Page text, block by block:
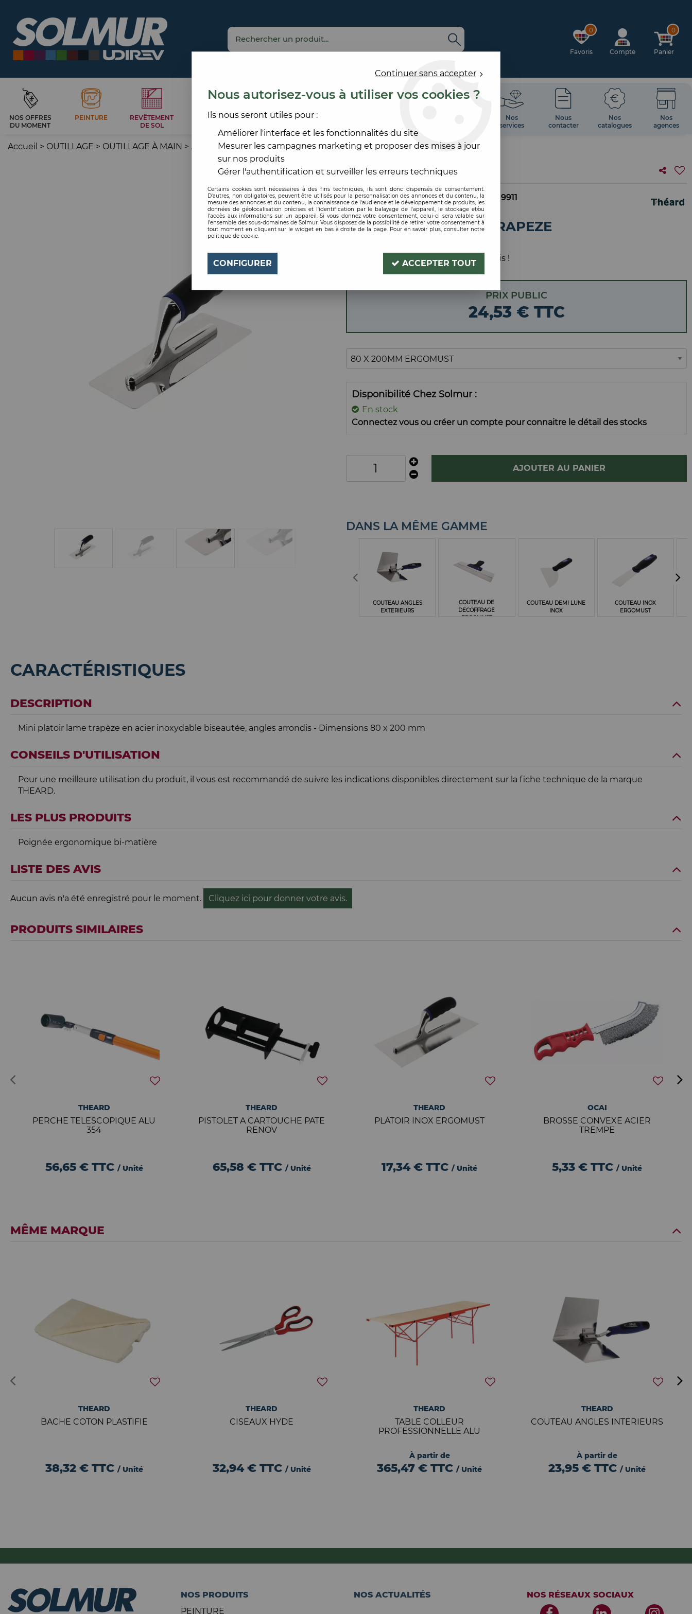
0
Favoris Compte
0
Panier
NOS OFFRES
DU MOMENT
PEINTURE
REVÊTEMENT
DE SOL
CARRELAGE
REVÊTEMENT
OUTILLAGE
Nos
services
Nous
contacter
Nos
catalogues
Nos
agences
Accueil > OUTILLAGE > OUTILLAGE À MAIN > AUTRE MATÉRIEL >MINI PLATOIR INOX TRAPEZE
THEARD
Code produit : 212140 | Réf. interne : 9911
MINI PLATOIR INOX TRAPEZE
Soyez le premier à donner votre avis !
PRIX PUBLIC
24,53 € TTC
Disponibilité Chez Solmur
En stock
Connectez vous ou créer un compte pour connaitre le détail des stocks
AJOUTER AU PANIER
DANS LA MÊME GAMME
COUTEAU ANGLES
EXTERIEURS
COUTEAU DE
DECOFFRAGE
ERGOMUST
COUTEAU DEMI LUNE
INOX
COUTEAU INOX
ERGOMUST
CARACTÉRISTIQUES
DESCRIPTION
Mini platoir lame trapèze en acier inoxydable biseautée, angles arrondis - Dimensions 80 x 200 mm
CONSEILS D'UTILISATION
Pour une meilleure utilisation du produit, il vous est recommandé de suivre les indications disponibles directement sur la fiche technique de la marque
THEARD.
LES PLUS PRODUITS
Poignée ergonomique bi-matière
LISTE DES AVIS
Aucun avis n'a été enregistré pour le moment. Cliquez ici pour donner votre avis.
PRODUITS SIMILAIRES
THEARD
PERCHE TELESCOPIQUE ALU
354
56,65 € TTC / Unité
THEARD
PISTOLET A CARTOUCHE PATE
RENOV
65,58 € TTC / Unité
THEARD
PLATOIR INOX ERGOMUST
17,34 €TTC / Unité
OCAI
BROSSE CONVEXE ACIER
TREMPE
5,33 €TTC / Unité
MÊME MARQUE
THEARD
BACHE COTON PLASTIFIE
38,32 € TTC / Unité
THEARD
CISEAUX HYDE
32,94 € TTC / Unité
THEARD
TABLE COLLEUR
PROFESSIONNELLE ALU
À partir de
365,47 €TTC / Unité
THEARD
COUTEAU ANGLES INTERIEURS
À partir de
23,95 €TTC / Unité
NOS PRODUITS
PEINTURE
NOS ACTUALITÉS NOS RÉSEAUX SOCIAUX
Continuer sans accepter
Nous autorisez-vous à utiliser vos cookies ?
Ils nous seront utiles pour :
Améliorer l'interface et les fonctionnalités du site
Mesurer les campagnes marketing et proposer des mises à jour
sur nos produits
Gérer l'authentification et surveiller les erreurs techniques
Certains cookies sont nécessaires à des fins techniques, ils sont donc dispensés de consentement.
D'autres, non obligatoires, peuvent être utilisés pour la personnalisation des annonces et du contenu, la
mesure des annonces et du contenu, la connaissance de l'audience et le développement de produits, les
données de géolocalisation précises et l'identification par le balayage de l'appareil, le stockage et/ou
l'accès aux informations sur un appareil. Si vous donnez votre consentement, celui-ci sera valable sur
l’ensemble des sous-domaines de Solmur. Vous disposez de la possibilité de retirer votre consentement à
tout moment en cliquant sur le widget en bas à droite de la page. Pour en savoir plus, consulter notre
politique de cookie.
CONFIGURER ACCEPTER TOUT